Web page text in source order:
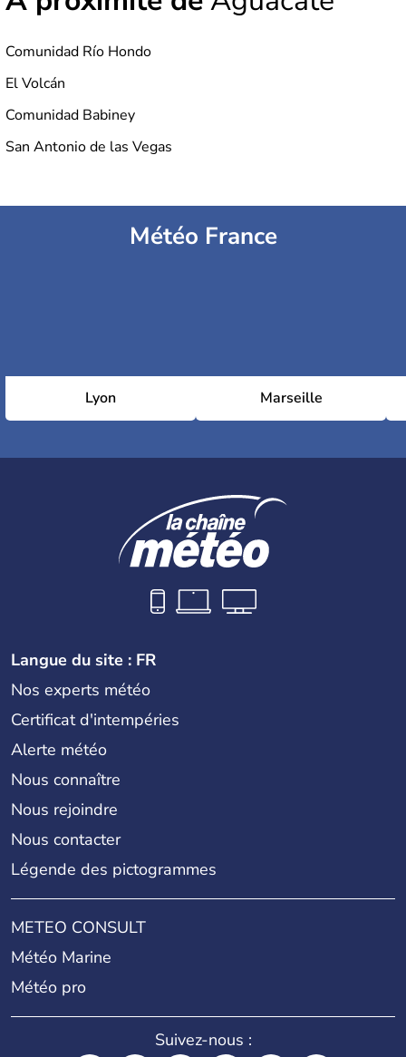
Comunidad Río Hondo
El Volcán
Comunidad Babiney
San Antonio de las Vegas
Météo France
Lyon Marseille
Langue du site : FR
Nos experts météo
Certificat d'intempéries
Alerte météo
Nous connaître
Nous rejoindre
Nous contacter
Légende des pictogrammes
METEO CONSULT
Météo Marine
Météo pro
Suivez-nous :